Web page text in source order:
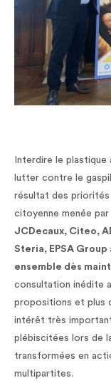
Interdire le plastique
lutter contre le
résultat des priorités
citoyenne menée par
JCDecaux, Citeo,
Steria, EPSA
ensemble dès
consultation inédite
propositions et plus
intérêt très
plébiscitées lors de
transformées en
multipartites.